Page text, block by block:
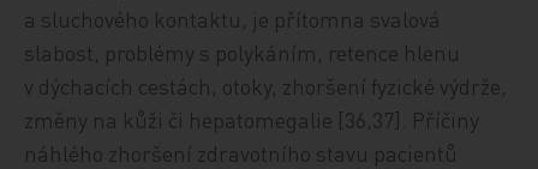
a sluchového kontaktu, je přítomna svalová
slabost, problémy s polykáním, retence hlenu
v dýchacích cestách, otoky, zhoršení fyzické výdrže,
změny na kůži či hepatomegalie [36,37]. Příčiny
náhlého zhoršení zdravotního stavu pacientů